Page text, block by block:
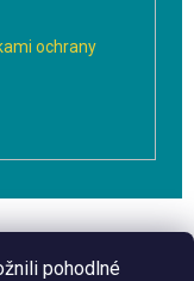
pohodlné
ochrany